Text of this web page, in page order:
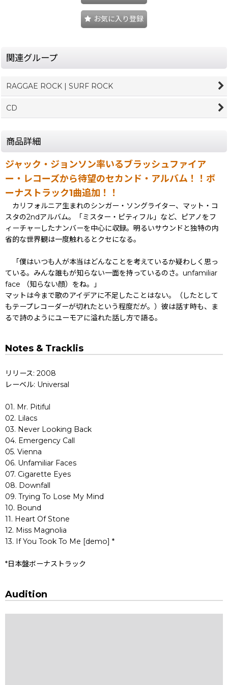
お気に入り登録
関連グループ
RAGGAE ROCK | SURF ROCK
CD
商品詳細
ジャック・ジョンソン率いるブラッシュファイア
ー・レコーズから待望のセカンド・アルバム！！ボ
ーナストラック1曲追加！！
カリフォルニア生まれのシンガー・ソングライター、マット・コ
スタの2ndアルバム。「ミスター・ピティフル」など、ピアノをフ
ィーチャーしたナンバーを中心に収録。明るいサウンドと独特の内
省的な世界観は一度触れるとクセになる。
「僕はいつも人が本当はどんなことを考えているか疑わしく思っ
ている。みんな誰もが知らない一面を持っているのさ。unfamiliar
face （知らない顔）をね。」
マットは今まで歌のアイデアに不足したことはない。（したとして
もテープレコーダーが切れたという程度だが。）彼は話す時も、ま
るで詩のようにユーモアに溢れた話し方で語る。
Notes & Tracklis
リリース: 2008
レーベル: Universal
01. Mr. Pitiful
02. Lilacs
03. Never Looking Back
04. Emergency Call
05. Vienna
06. Unfamiliar Faces
07. Cigarette Eyes
08. Downfall
09. Trying To Lose My Mind
10. Bound
11. Heart Of Stone
12. Miss Magnolia
13. If You Took To Me [demo] *
*日本盤ボーナストラック
Audition